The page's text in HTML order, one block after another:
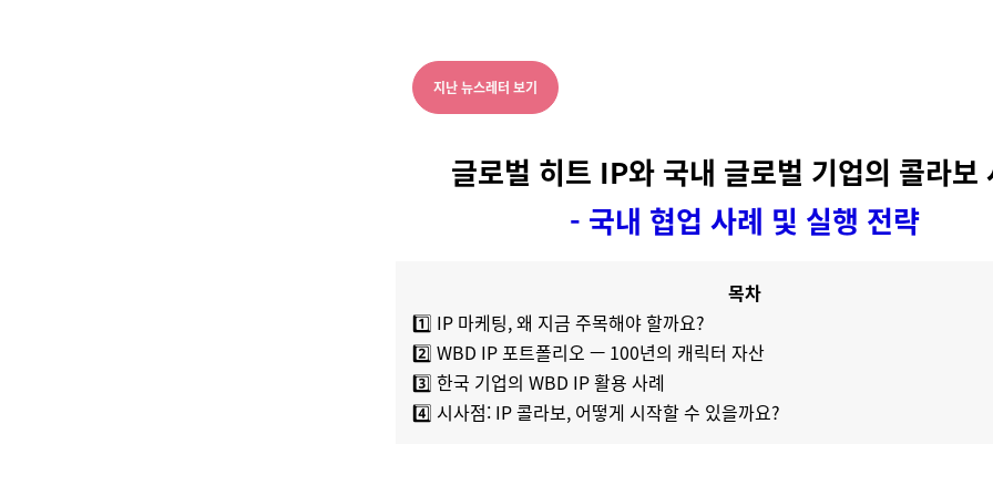
지난 뉴스레터 보기
글로벌 히트 IP와 국내 글로벌 기업의 콜라보
- 국내 협업 사례 및 실행 전략
목차
1️⃣ IP 마케팅, 왜 지금 주목해야 할까요?
2️⃣ WBD IP 포트폴리오 — 100년의 캐릭터 자산
3️⃣ 한국 기업의 WBD IP 활용 사례
4️⃣ 시사점: IP 콜라보, 어떻게 시작할 수 있을까요?